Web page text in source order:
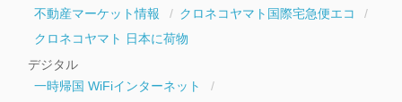
不動産マーケット情報
クロネコヤマト国際宅急便エコ
クロネコヤマト 日本に荷物
デジタル
一時帰国 WiFiインターネット